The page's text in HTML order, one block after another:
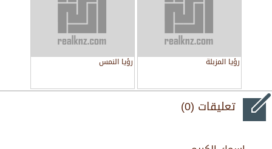
رؤيا المزبلة رؤيا النمس
تعليقات (0)